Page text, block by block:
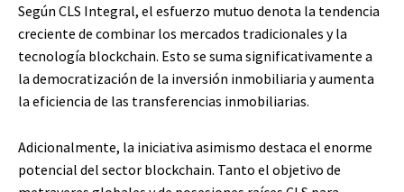
Según CLS Integral, el esfuerzo mutuo denota la tendencia
creciente de combinar los mercados tradicionales y la
tecnología blockchain. Esto se suma significativamente a
la democratización de la inversión inmobiliaria y aumenta
la eficiencia de las transferencias inmobiliarias.
Adicionalmente, la iniciativa asimismo destaca el enorme
potencial del sector blockchain. Tanto el objetivo de